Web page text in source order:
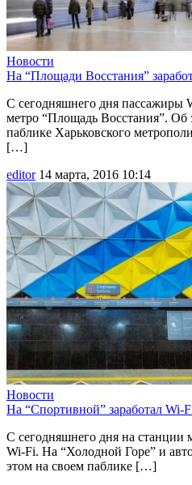
Новости
На “Площади Восстания”
С сегодняшнего дня пассажиры
метро “Площадь Восстания”. Об
паблике Харьковского
[…]
editor 14 марта, 2016 10:14
Новости
На “Спортивной” заработал Wi-
С сегодняшнего дня на станции
Wi-Fi. На “Холодной Горе” и
этом на своем паблике […]